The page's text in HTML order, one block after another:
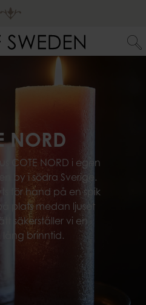
NORD
COTE NORD i egen
by i södra Sverige.
för hand på en spik
plats medan ljuset
säkerställer vi en
lång brinntid.